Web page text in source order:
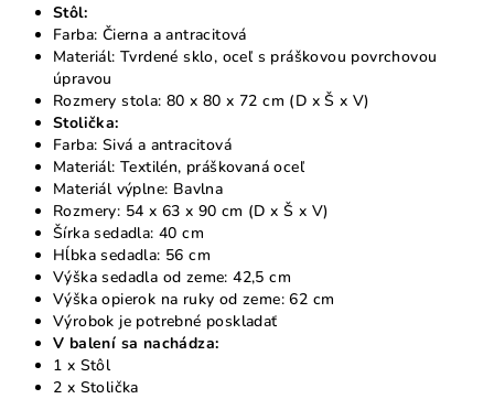
Stôl:
Farba: Čierna a antracitová
Materiál: Tvrdené sklo, oceľ s práškovou povrchovou
úpravou
Rozmery stola: 80 x 80 x 72 cm (D x Š x V)
Stolička:
Farba: Sivá a antracitová
Materiál: Textilén, práškovaná oceľ
Materiál výplne: Bavlna
Rozmery: 54 x 63 x 90 cm (D x Š x V)
Šírka sedadla: 40 cm
Hĺbka sedadla: 56 cm
Výška sedadla od zeme: 42,5 cm
Výška opierok na ruky od zeme: 62 cm
Výrobok je potrebné poskladať
V balení sa nachádza:
1 x Stôl
2 x Stolička